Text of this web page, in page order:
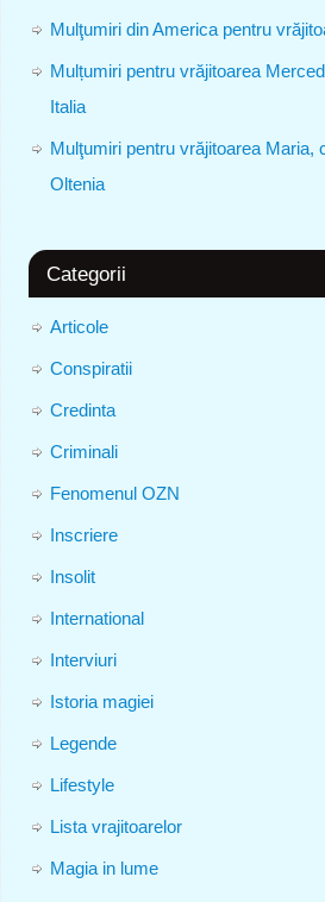
Mulţumiri din America pentru
Mulțumiri pentru vrăjitoarea
Italia
Mulţumiri pentru vrăjitoarea Maria,
Oltenia
Categorii
Articole
Conspiratii
Credinta
Criminali
Fenomenul OZN
Inscriere
Insolit
International
Interviuri
Istoria magiei
Legende
Lifestyle
Lista vrajitoarelor
Magia in lume